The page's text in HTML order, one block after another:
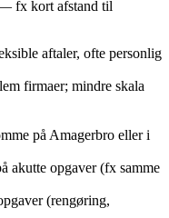
fx kort afstand til
aftaler, ofte personlig
firmaer; mindre skala
på Amagerbro eller i
akutte opgaver (fx samme
(rengøring,